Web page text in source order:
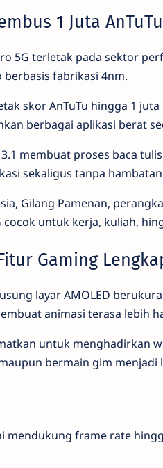
1 Juta AnTuTu
5G terletak pada sektor
berbasis fabrikasi 4nm.
skor AnTuTu hingga 1
berbagai aplikasi berat
membuat proses baca
sekaligus tanpa
Gilang Pamenan,
cocok untuk kerja, kuliah,
Gaming
layar AMOLED
animasi terasa lebih
untuk menghadirkan
bermain gim menjadi
frame rate